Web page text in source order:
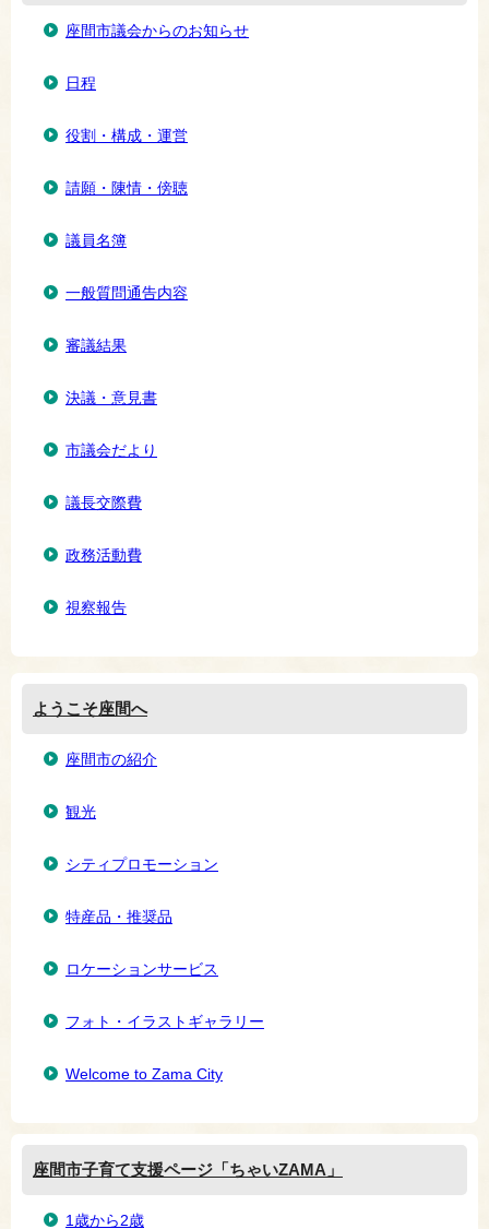
座間市議会からのお知らせ
日程
役割・構成・運営
請願・陳情・傍聴
議員名簿
一般質問通告内容
審議結果
決議・意見書
市議会だより
議長交際費
政務活動費
視察報告
ようこそ座間へ
座間市の紹介
観光
シティプロモーション
特産品・推奨品
ロケーションサービス
フォト・イラストギャラリー
Welcome to Zama City
座間市子育て支援ページ「ちゃいZAMA」
1歳から2歳